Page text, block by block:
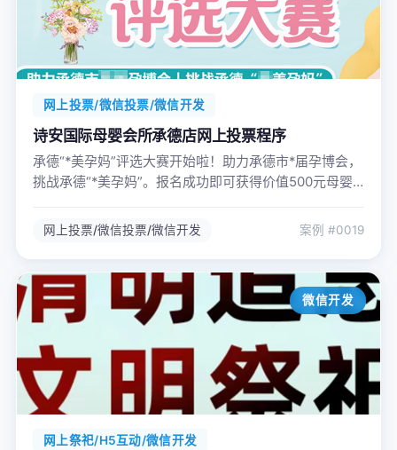
销售、城市绿化管理、网上贸易代理、会议及展览服
务、网络技术服务等。
网上投票/微信投票/微信开发
诗安国际母婴会所承德店网上投票程序
承德“*美孕妈”评选大赛开始啦！助力承德市*届孕博会，
挑战承德“*美孕妈”。报名成功即可获得价值500元母婴
主办方到会所领取。
网上投票/微信投票/微信开发 案例 #0019
微信开发
网上祭祀/H5互动/微信开发